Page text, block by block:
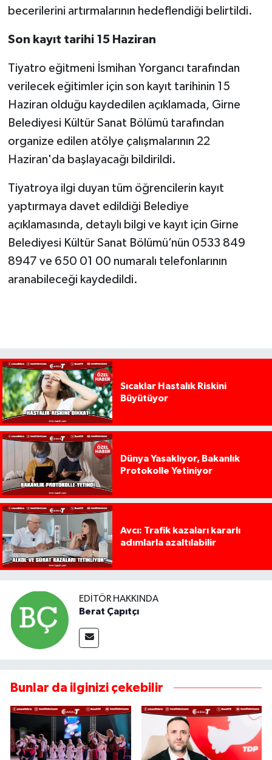
becerilerini artırmalarının hedeflendiği belirtildi.
Son kayıt tarihi 15 Haziran
Tiyatro eğitmeni İsmihan Yorgancı tarafından
verilecek eğitimler için son kayıt tarihinin 15
Haziran olduğu kaydedilen açıklamada, Girne
Belediyesi Kültür Sanat Bölümü tarafından
organize edilen atölye çalışmalarının 22
Haziran'da başlayacağı bildirildi.
Tiyatroya ilgi duyan tüm öğrencilerin kayıt
yaptırmaya davet edildiği Belediye
açıklamasında, detaylı bilgi ve kayıt için Girne
Belediyesi Kültür Sanat Bölümü’nün 0533 849
8947 ve 650 01 00 numaralı telefonlarının
aranabileceği kaydedildi.
Sıcaklar Hastalık Riskini
Büyütüyor
Dünya Yasaklıyor, Bakanlık
Protokolle Yetiniyor
Avcı: Trafik kazaları kararlı
adımlarla azaltılabilir
EDITÖR HAKKINDA
Berat Çapıtçı
Bunlar da ilginizi çekebilir